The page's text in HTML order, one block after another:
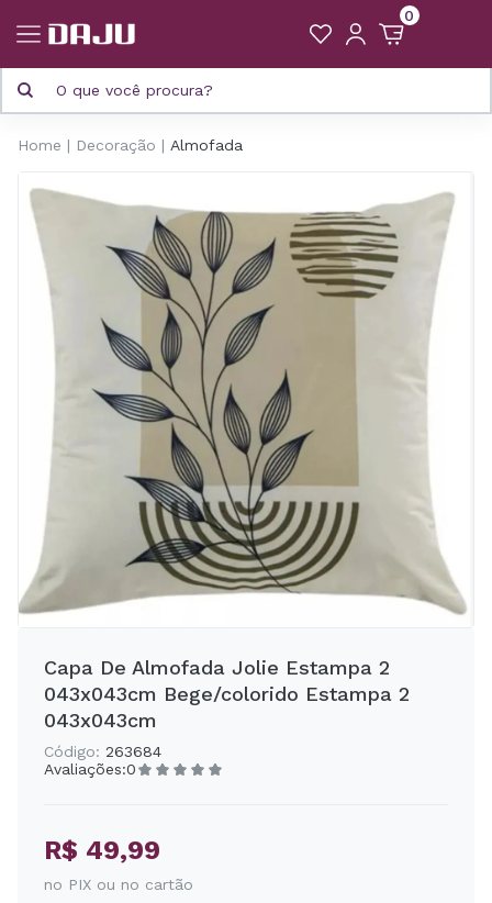
0
Home Decoração Almofada
Capa De Almofada Jolie Estampa 2
043x043cm Bege/colorido Estampa 2
043x043cm
Código: 263684
Avaliações:0
R$ 49,99
no PIX ou no cartão